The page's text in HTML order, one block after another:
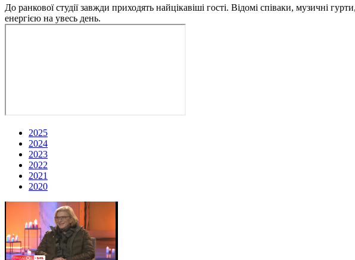
До ранкової студії завжди приходять найцікавіші гості. Відомі співаки, музичні
енергією на увесь день.
2025
2024
2023
2022
2021
2020